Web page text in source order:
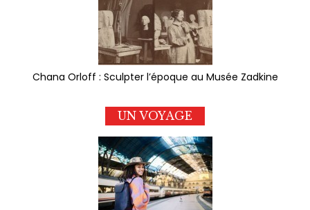
Chana Orloff : Sculpter l’époque au Musée Zadkine
UN VOYAGE